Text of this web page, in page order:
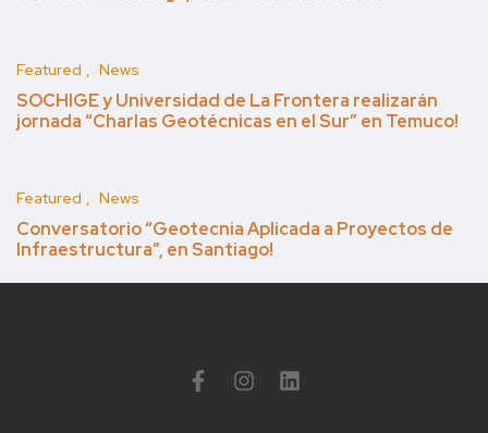
Featured News
SOCHIGE y Universidad de La Frontera realizarán
jornada “Charlas Geotécnicas en el Sur” en Temuco!
Featured News
Conversatorio “Geotecnia Aplicada a Proyectos de
Infraestructura”, en Santiago!